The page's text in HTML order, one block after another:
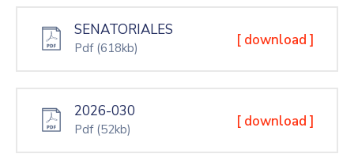
SENATORIALES
Pdf (618kb) [ download ]
2026-030
Pdf (52kb) [ download ]